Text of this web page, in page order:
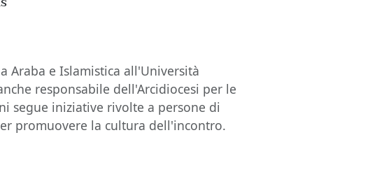
Araba e Islamistica all'Università
responsabile dell'Arcidiocesi per le
segue iniziative rivolte a persone di
promuovere la cultura dell'incontro.